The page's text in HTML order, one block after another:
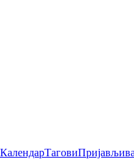
КалендарТагови